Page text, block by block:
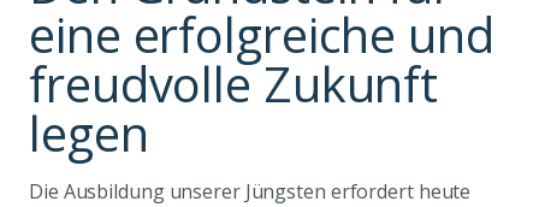
eine erfolgreiche und
freudvolle Zukunft
legen
Die Ausbildung unserer Jüngsten erfordert heute